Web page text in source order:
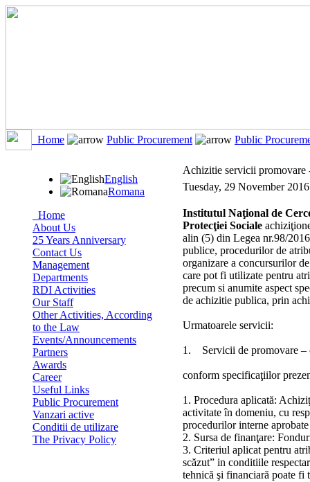
Home Public Procurement Public
English
Romana
Home
About Us
25 Years Anniversary
Contact Us
Management
Departments
RDI Activities
Our Staff
Other Activities, According
to the Law
Events/Announcements
Partners
Awards
Career
Useful Links
Public Procurement
Vanzari active
Conditii de utilizare
The Privacy Policy
Achizitie servicii promovare
Tuesday, 29 November 2016
Institutul Naţional de
Protecţiei Sociale
alin (5) din Legea nr.98/
publice, procedurilor de
organizare a concursurilor
care pot fi utilizate pentru
precum si anumite aspect
de achizitie publica, prin
Urmatoarele servicii:
1. Servicii de promovare –
conform specificaţiilor
1. Procedura aplicată:
activitate în domeniu, cu
procedurilor interne aprobate
2. Sursa de finanţare:
3. Criteriul aplicat pentru
scăzut” in conditiile
tehnică şi financiară poate fi